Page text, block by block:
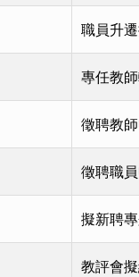
職員升
專任教
徵聘教
徵聘職
擬新聘
教評會